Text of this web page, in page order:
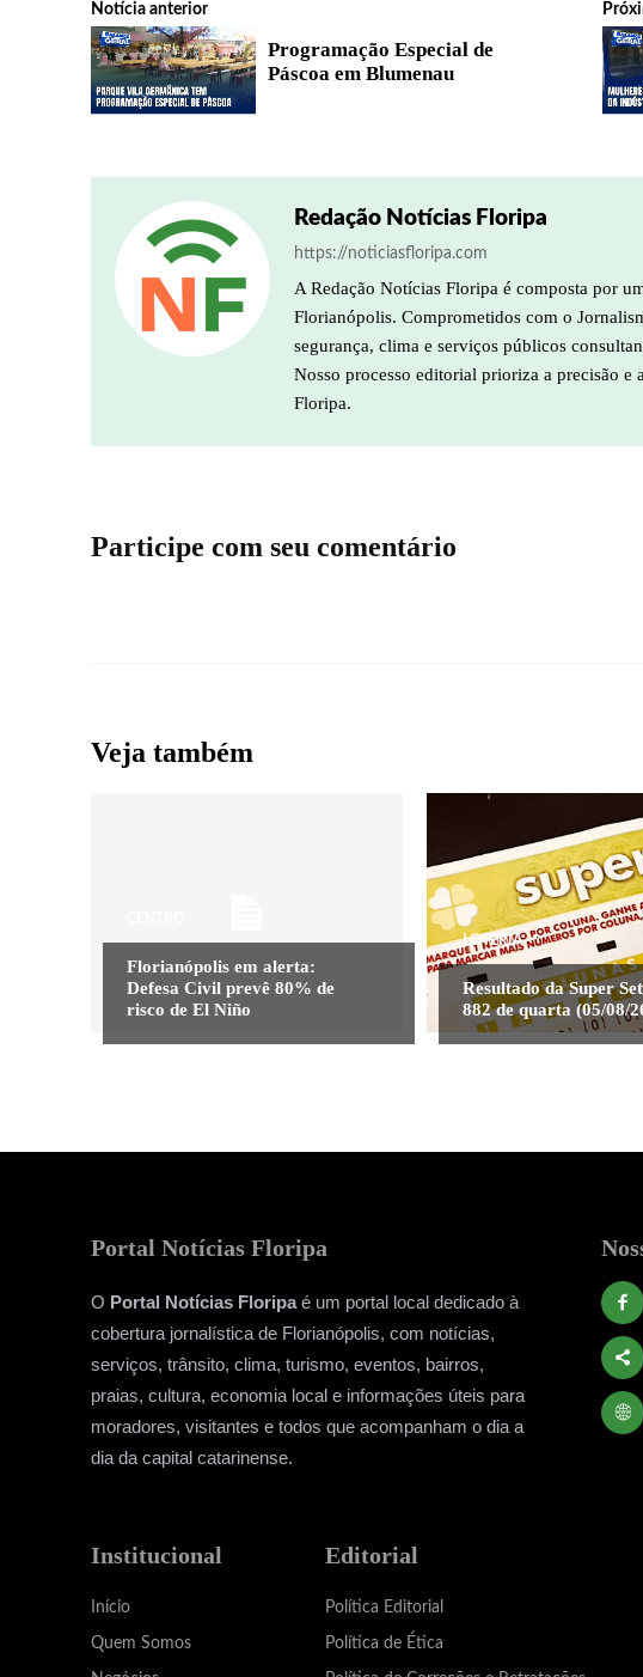
Notícia anterior
Programação Especial de
Páscoa em Blumenau
Redação Notícias Floripa
https://noticiasfloripa.com
A Redação Notícias Floripa é composta por
Florianópolis. Comprometidos com o
segurança, clima e serviços públicos
Nosso processo editorial prioriza a precisão e
Floripa.
Participe com seu comentário
Veja também
Florianópolis em alerta:
Defesa Civil prevê 80% de
risco de El Niño
LOTERIA
Resultado da Super
882 de quarta (05/08/
Portal Notícias Floripa
O Portal Notícias Floripaé um portal local dedicado à
cobertura jornalística de Florianópolis, com notícias,
serviços, trânsito, clima, turismo, eventos, bairros,
praias, cultura, economia local e informações úteis para
moradores, visitantes e todos que acompanham o dia a
dia da capital catarinense.
Institucional
Início
Quem Somos
Editorial
Política Editorial
Política de Ética